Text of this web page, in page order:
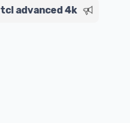
tcl advanced 4k